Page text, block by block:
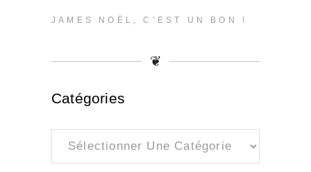
JAMES NOËL, C’EST UN BON !
❦
Catégories
Catégories